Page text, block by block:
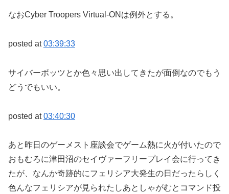
なおCyber Troopers Virtual-ONは例外とする。
posted at03:39:33
サイバーボッツとか色々思い出してきたが面倒なのでもう
どうでもいい。
posted at03:40:30
あと昨日のゲーメスト座談会でゲーム熱に火が付いたので
おもむろに津田沼のセイヴァーフリープレイ会に行ってき
たが、なんか奇跡的にフェリシア大発生の日だったらしく
色んなフェリシアが見られたしあとしゃがむとコマンド投